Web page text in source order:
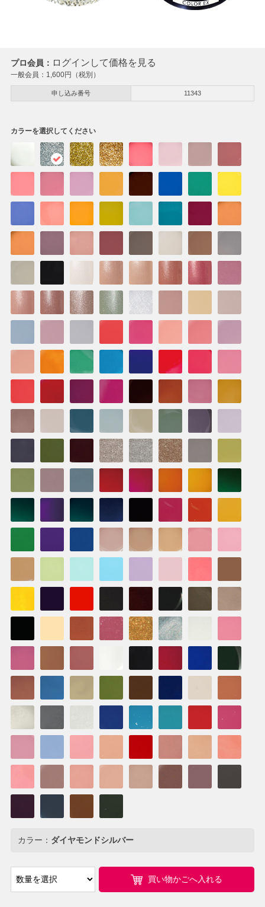
プロ会員： ログインして価格を見る
一般会員： 1,600円（税別）
申し込み番号 11343
カラーを選択してください
カラー： ダイヤモンドシルバー
買い物かごへ入れる